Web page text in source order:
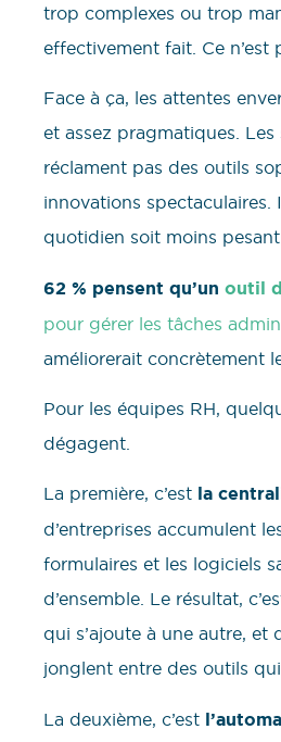
trop complexes ou trop
effectivement fait. Ce n’est
Face à ça, les attentes
et assez pragmatiques. Les
réclament pas des outils
innovations spectaculaires.
quotidien soit moins
62 % pensent qu’un outil
pour gérer les tâches
améliorerait concrètement
Pour les équipes RH,
dégagent.
La première, c’est la
d’entreprises accumulent
formulaires et les logiciels
d’ensemble. Le résultat,
qui s’ajoute à une autre, et
jonglent entre des outils
La deuxième, c’est